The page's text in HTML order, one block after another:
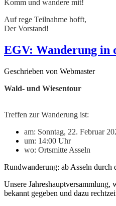
Komm und wandere mit!
Auf rege Teilnahme hofft,
Der Vorstand!
EGV: Wanderung in
Geschrieben von Webmaster
Wald- und Wiesentour
Treffen zur Wanderung ist:
am: Sonntag, 22. Februar
um: 14:00 Uhr
wo: Ortsmitte Asseln
Rundwanderung: ab Asseln durch
Unsere
bekannt gegeben und dazu